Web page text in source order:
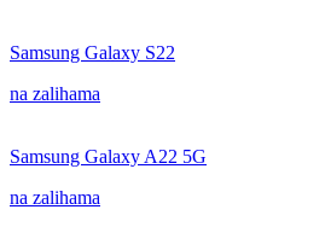
Samsung Galaxy S22
na zalihama
Samsung Galaxy A22 5G
na zalihama